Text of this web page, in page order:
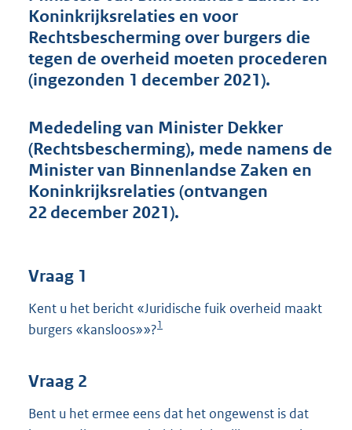
g
r
o
t
:
3
8
b
Koninkrijksrelaties en voor
Rechtsbescherming over burgers die
tegen de overheid moeten procederen
(ingezonden 1 december 2021).
Mededeling van Minister Dekker
(Rechtsbescherming), mede namens de
Minister van Binnenlandse Zaken en
Koninkrijksrelaties (ontvangen
22 december 2021).
Vraag 1
Kent u het bericht «Juridische fuik overheid maakt
burgers «kansloos»»?1
Vraag 2
Bent u het ermee eens dat het ongewenst is dat